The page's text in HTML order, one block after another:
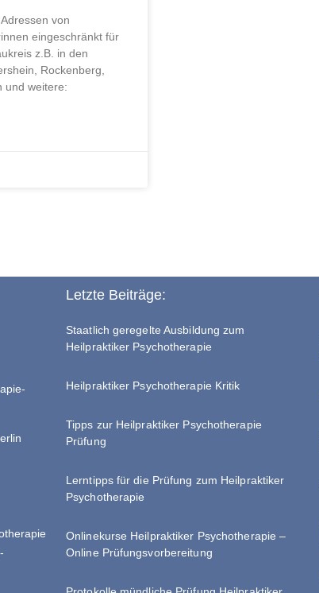
von
eingeschränkt für
z.B. in den
Rockenberg,
und weitere:
Letzte Beiträge:
Staatlich geregelte Ausbildung zum
Heilpraktiker Psychotherapie
Heilpraktiker Psychotherapie Kritik
Tipps zur Heilpraktiker Psychotherapie
Prüfung
Lerntipps für die Prüfung zum Heilpraktiker
Psychotherapie
Onlinekurse Heilpraktiker Psychotherapie –
Online Prüfungsvorbereitung